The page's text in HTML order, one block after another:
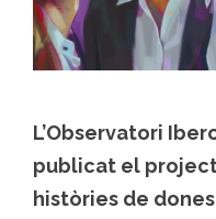
L’Observatori
publicat el
històries de